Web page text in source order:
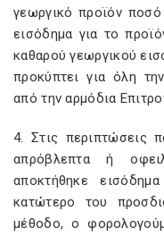
γεωργικό προϊόν
εισόδημα για το
καθαρού γεωργικού
προκύπτει για όλη
από την αρμόδια
4. Στις περιπτώσεις
απρόβλεπτα ή
αποκτήθηκε
κατώτερο του
μέθοδο, ο